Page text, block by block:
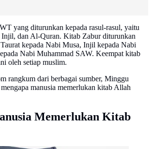
yang diturunkan kepada rasul-rasul, yaitu
Injil, dan Al-Quran. Kitab Zabur diturunkan
kepada Nabi Musa, Injil kepada Nabi
Nabi Muhammad SAW. Keempat kitab
oleh setiap muslim.
rangkum dari berbagai sumber, Minggu
manusia memerlukan kitab Allah
Memerlukan Kitab